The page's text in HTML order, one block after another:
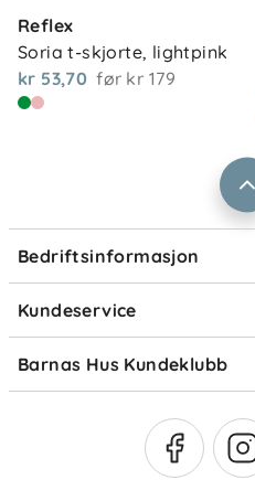
Reflex
Soria t-skjorte, lightpink
kr 53,70 før kr 179
Bedriftsinformasjon
Våre butikker
Vårt samfunnsansvar
Jobbe i Barnas Hus
Størrelsesguider
Kundeservice
Frakt og levering
Retur og reklamasjon
Salgsbetingelser
Ofte stilte spørsmål
Om Klarna
Barnas Hus Kundeklubb
Medlemsvilkår